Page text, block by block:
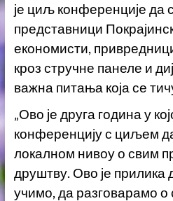
је циљ конференције да
представници
економисти,
кроз стручне панеле и
важна питања која се
„Ово је друга година у
конференцију с циљем
локалном нивоу о свим
друштву. Ово је прилика
учимо, да разговарамо